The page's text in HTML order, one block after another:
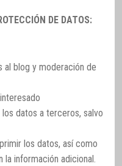
DE DATOS:
al blog y moderación de
datos a terceros, salvo
los datos, así como
información adicional.